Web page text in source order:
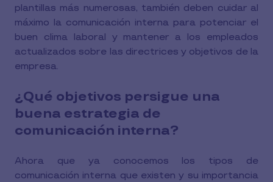
plantillas más numerosas, también deben cuidar al
máximo la comunicación interna para potenciar el
buen clima laboral y mantener a los empleados
actualizados sobre las directrices y objetivos de la
empresa.
¿Qué objetivos persigue una
buena estrategia de
comunicación interna?
Ahora que ya conocemos los tipos de
comunicación interna que existen y su importancia